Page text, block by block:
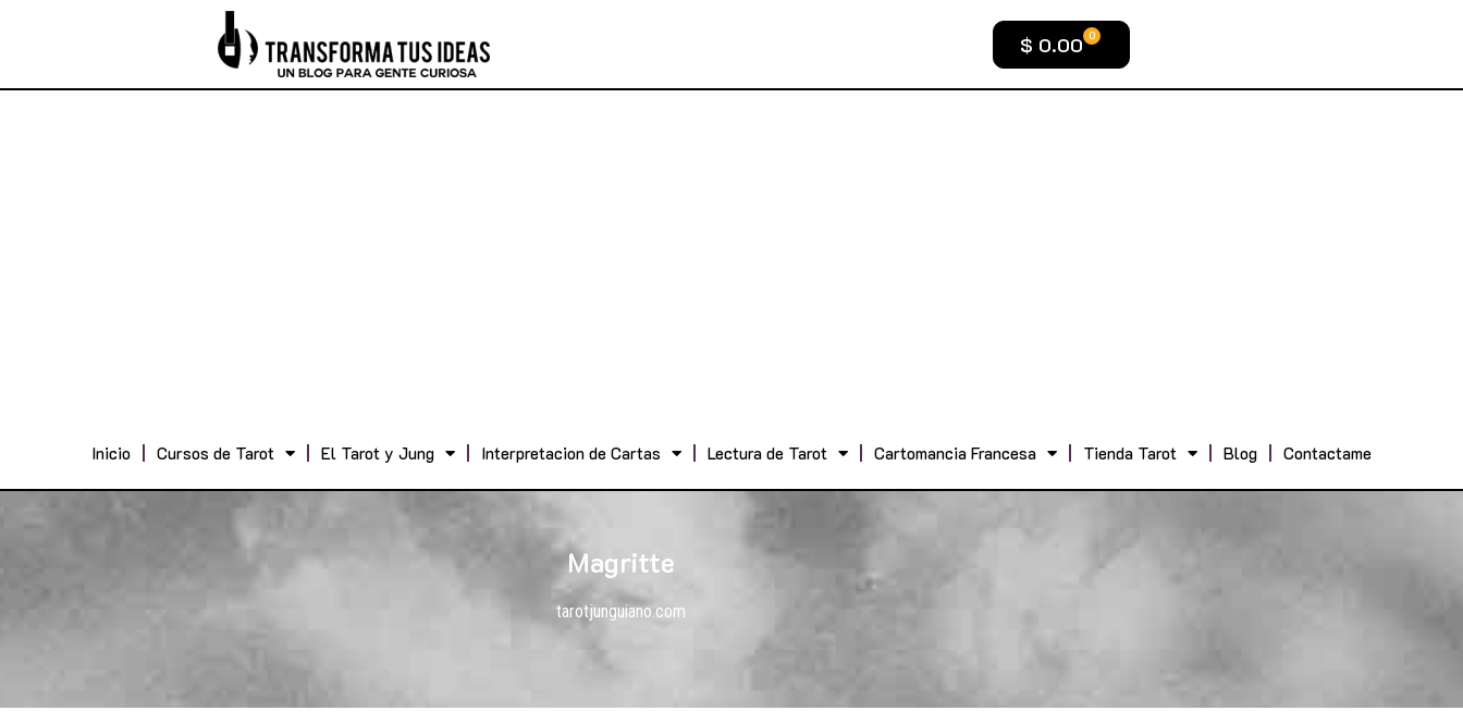
$ 0.00 0
Inicio Cursos de Tarot El Tarot y Jung Interpretacion de Cartas Lectura de Tarot Cartomancia Francesa Tienda Tarot Blog Contactame
Magritte
tarotjunguiano.com